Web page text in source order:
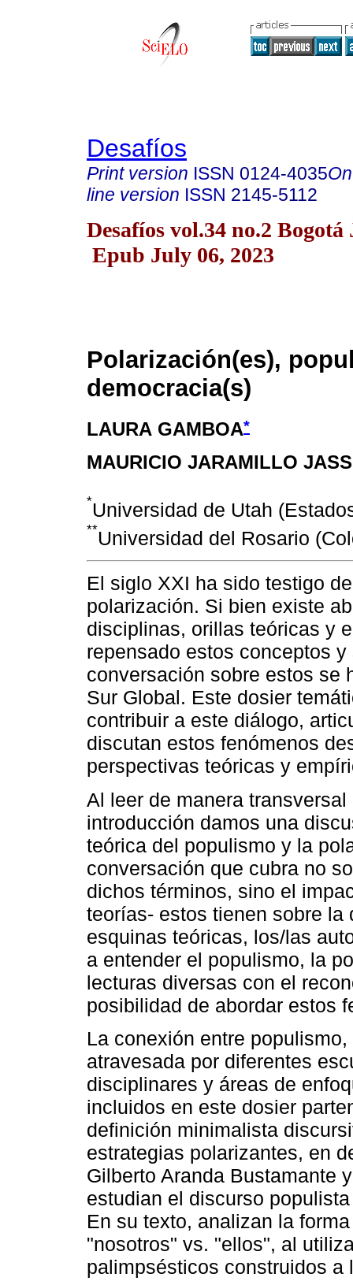
Desafíos
Print version ISSN 0124-4035
line version ISSN 2145-5112
Desafíos vol.34 no.2 Bogotá
Epub July 06, 2023
Polarización(es),
democracia(s)
LAURA GAMBOA*
MAURICIO JARAMILLO
*Universidad de Utah
**Universidad del Rosario
El siglo XXI ha sido testigo
polarización. Si bien existe
disciplinas, orillas teóricas y
repensado estos conceptos
conversación sobre estos se
Sur Global. Este dosier
contribuir a este diálogo,
discutan estos fenómenos
perspectivas teóricas y
Al leer de manera
introducción damos una
teórica del populismo y la
conversación que cubra no
dichos términos, sino el
teorías- estos tienen sobre
esquinas teóricas, los/las
a entender el populismo, la
lecturas diversas con el
posibilidad de abordar estos
La conexión entre
atravesada por diferentes
disciplinares y áreas de
incluidos en este dosier
definición minimalista
estrategias polarizantes, en
Gilberto Aranda Bustamante
estudian el discurso
En su texto, analizan la
"nosotros" vs. "ellos", al
palimpsésticos construidos a